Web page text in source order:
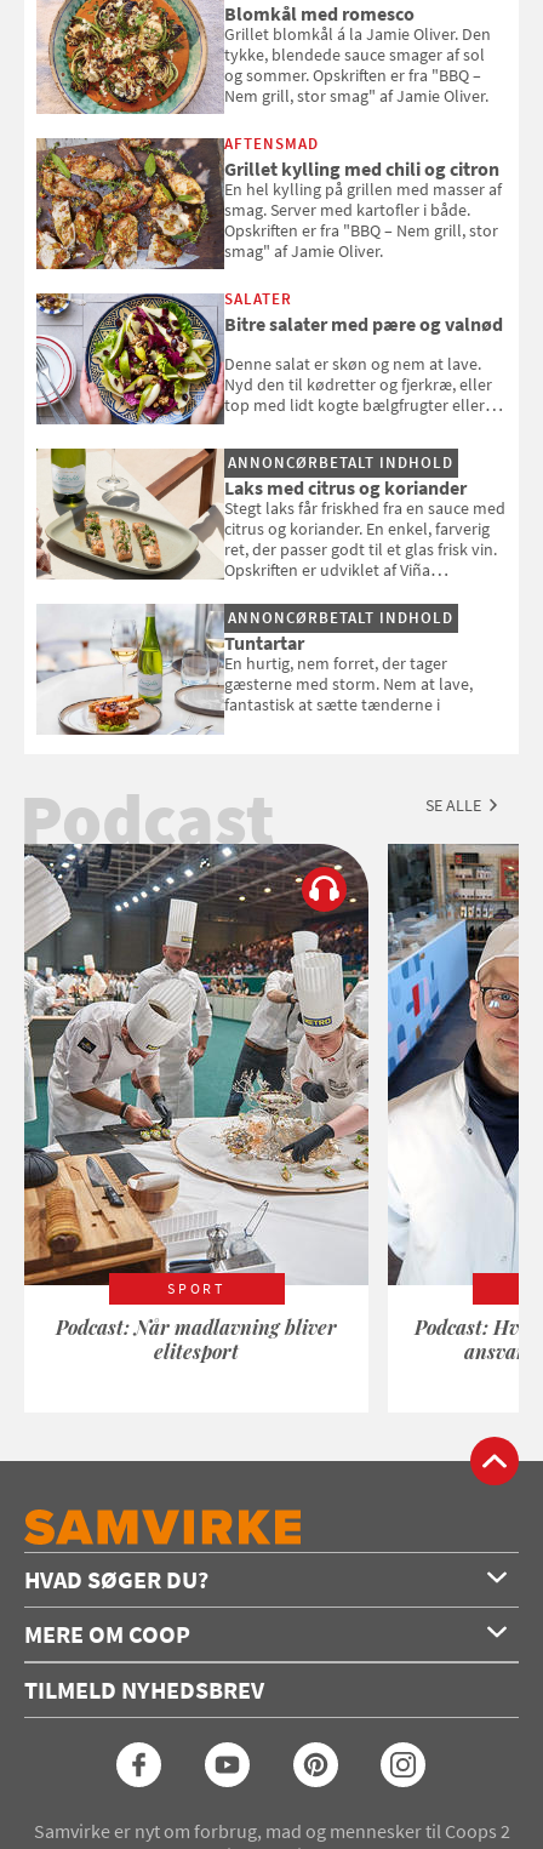
Blomkål med romesco
Grillet blomkål á la Jamie Oliver. Den
tykke, blendede sauce smager af sol
og sommer. Opskriften er fra "BBQ –
Nem grill, stor smag" af Jamie Oliver.
AFTENSMAD
Grillet kylling med chili og citron
En hel kylling på grillen med masser af
smag. Server med kartofler i både.
Opskriften er fra "BBQ – Nem grill, stor
smag" af Jamie Oliver.
SALATER
Bitre salater med pære og valnød
Denne salat er skøn og nem at lave.
Nyd den til kødretter og fjerkræ, eller
top med lidt kogte bælgfrugter eller
selvstændigt måltid. Opskriften er fra
Louisa Lorangs kogebog "Salat".
ANNONCØRBETALT INDHOLD
Laks med citrus og koriander
Stegt laks får friskhed fra en sauce med
citrus og koriander. En enkel, farverig
ret, der passer godt til et glas frisk vin.
Opskriften er udviklet af Viña
ANNONCØRBETALT INDHOLD
Tuntartar
En hurtig, nem forret, der tager
gæsterne med storm. Nem at lave,
fantastisk at sætte tænderne i
Podcast SE ALLE
SPORT
Podcast: Når madlavning bliver
elitesport
Podcast:
HVAD SØGER DU?
Opskrifter
Konkurrencer
Seneste Samvirke-magasin
MERE OM COOP
Annoncering
Coop medlem
TILMELD NYHEDSBREV
Samvirke er nyt om forbrug, mad og mennesker til Coops 2